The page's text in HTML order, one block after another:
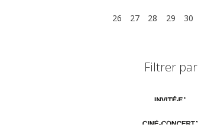
26
27 28 29 30
Filtrer par